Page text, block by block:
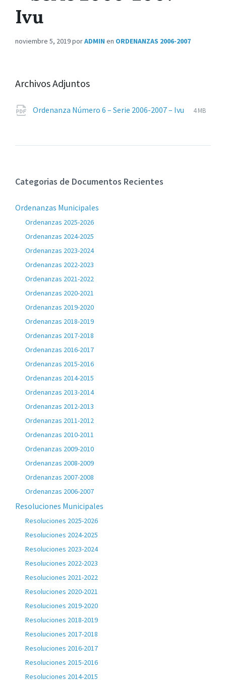
Ivu
noviembre 5, 2019porADMIN en ORDENANZAS 2006-2007
Archivos Adjuntos
Ordenanza Número 6 – Serie 2006-2007 – Ivu pdf
Tamaño
4 MB
Categorias de Documentos Recientes
Ordenanzas Municipales
Ordenanzas 2025-2026
Ordenanzas 2024-2025
Ordenanzas 2023-2024
Ordenanzas 2022-2023
Ordenanzas 2021-2022
Ordenanzas 2020-2021
Ordenanzas 2019-2020
Ordenanzas 2018-2019
Ordenanzas 2017-2018
Ordenanzas 2016-2017
Ordenanzas 2015-2016
Ordenanzas 2014-2015
Ordenanzas 2013-2014
Ordenanzas 2012-2013
Ordenanzas 2011-2012
Ordenanzas 2010-2011
Ordenanzas 2009-2010
Ordenanzas 2008-2009
Ordenanzas 2007-2008
Ordenanzas 2006-2007
Resoluciones Municipales
Resoluciones 2025-2026
Resoluciones 2024-2025
Resoluciones 2023-2024
Resoluciones 2022-2023
Resoluciones 2021-2022
Resoluciones 2020-2021
Resoluciones 2019-2020
Resoluciones 2018-2019
Resoluciones 2017-2018
Resoluciones 2016-2017
Resoluciones 2015-2016
Resoluciones 2014-2015